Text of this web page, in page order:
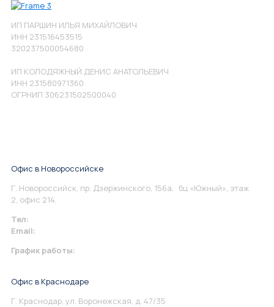
ИП ПАРШИН ИЛЬЯ МИХАЙЛОВИЧ
ИНН 231516453515
320237500054680
ИП КОЛОДЯЖНЫЙ ДЕНИС АНАТОЛЬЕВИЧ
ИНН 231580971360
ОГРНИП 306231502500040
Офис в Новороссийске
Г. Новороссийск, пр. Дзержинского, 156а, бц «Южный», этаж
2, офис 214.
Тел:
Email:
График работы:
Офис в Краснодаре
Г. Краснодар, ул. Воронежская, д. 47/35